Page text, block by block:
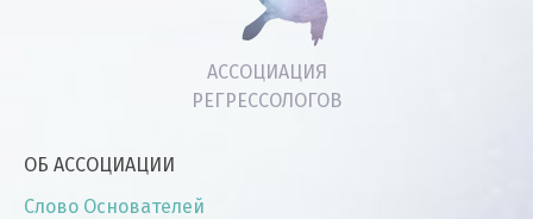
АССОЦИАЦИЯ
РЕГРЕССОЛОГОВ
ОБ АССОЦИАЦИИ
Слово Основателей